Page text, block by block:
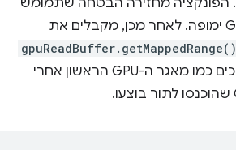
. הפונקציה מחזירה הבטחה שתמומש
כשהמאגר של ה-GPU ימופה. לאחר מכן, מקבלים את
gpuReadBuffer.getMappedRange()
שמכיל את אותם ערכים כמו מאגר ה-GPU הראשון אחרי